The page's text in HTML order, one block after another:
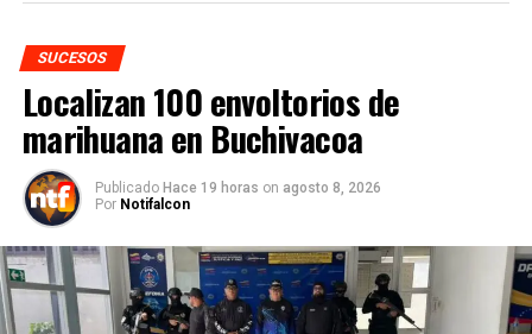
SUCESOS
Localizan 100 envoltorios de
marihuana en Buchivacoa
Publicado Hace 19 horas on agosto 8, 2026
Por Notifalcon